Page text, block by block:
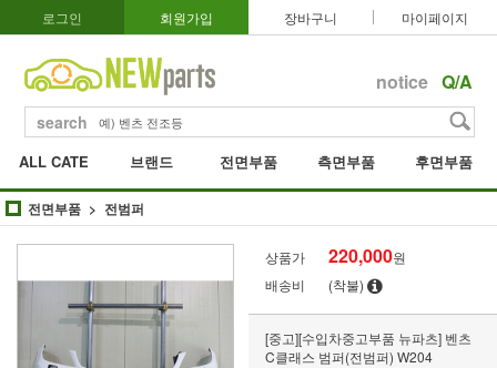
로그인 회원가입 장바구니 마이페이지
notice Q/A
search
ALL CATE 브랜드 전면부품 측면부품 후면부품
전면부품 전범퍼
상품가 220,000원
배송비
(착불)
[중고][수입차중고부품 뉴파츠] 벤츠
C클래스 범퍼(전범퍼) W204